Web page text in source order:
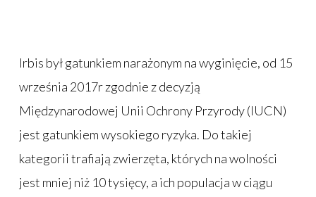
Irbis był gatunkiem narażonym na wyginięcie, od 15
września 2017r zgodnie z decyzją
Międzynarodowej Unii Ochrony Przyrody (IUCN)
jest gatunkiem wysokiego ryzyka. Do takiej
kategorii trafiają zwierzęta, których na wolności
jest mniej niż 10 tysięcy, a ich populacja w ciągu